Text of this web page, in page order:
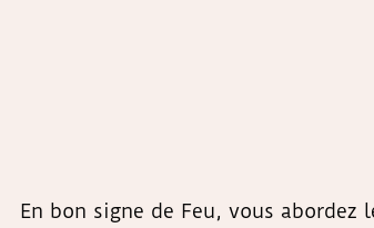
En bon signe de Feu, vous